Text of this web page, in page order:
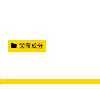
栄養成分